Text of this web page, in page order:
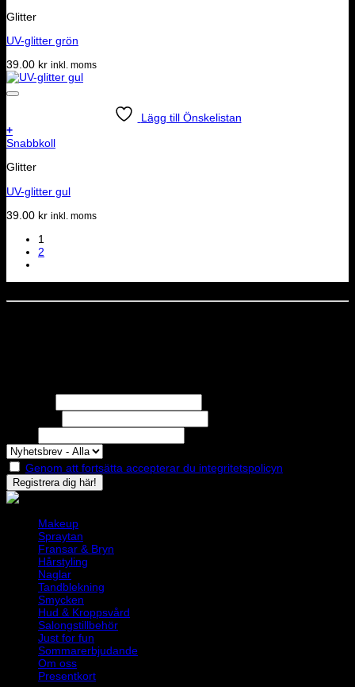
Glitter
UV-glitter grön
39.00 kr inkl. moms
Lägg till Önskelistan
+
Snabbkoll
Glitter
UV-glitter gul
39.00 kr inkl. moms
1
2
Genom att fortsätta accepterar du integritetspolicyn
Makeup
Spraytan
Fransar & Bryn
Hårstyling
Naglar
Tandblekning
Smycken
Hud & Kroppsvård
Salongstillbehör
Just for fun
Sommarerbjudande
Om oss
Presentkort